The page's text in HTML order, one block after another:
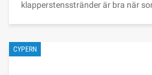
klapperstensstränder är bra när
CYPERN